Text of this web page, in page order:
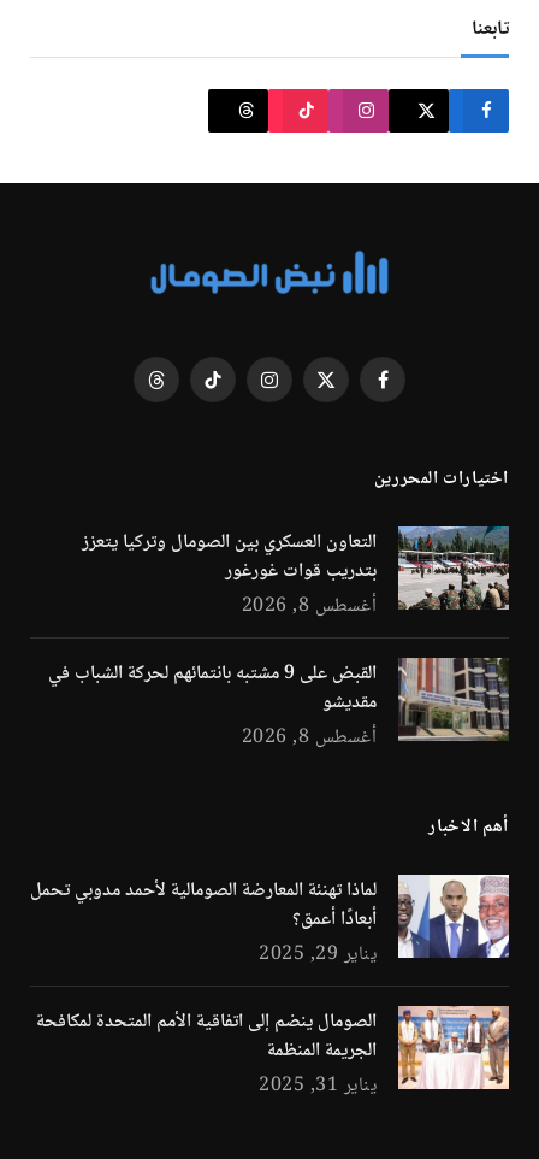
تابعنا
فيسبوك X
الانستغرامتيكتوك Threads
اختيارات المحررين
التعاون العسكري بين الصومال وتركيا يتعزز
بتدريب قوات غورغور
أغسطس 8, 2026
القبض على 9 مشتبه بانتمائهم لحركة الشباب في
مقديشو
أغسطس 8, 2026
أهم الاخبار
لماذا تهنئة المعارضة الصومالية لأحمد مدوبي تحمل
أبعادًا أعمق؟
يناير 29, 2025
الصومال ينضم إلى اتفاقية الأمم المتحدة لمكافحة
الجريمة المنظمة
يناير 31, 2025